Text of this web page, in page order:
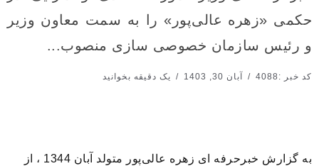
حکمی «زهره عالی‌‌‌پور» را به سمت معاون وزیر
و رئیس سازمان خصوصی سازی منصوب...
کد خبر :4088 آبان 30, 1403 یک دقیقه بخوانید
به گزارش خبرحرفه ای زهره عالی‌پور متولد آبان 1344 ، از